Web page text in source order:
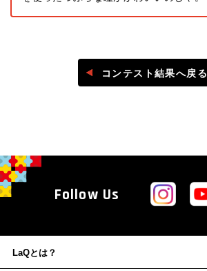
コンテスト結果へ戻る
Follow Us
LaQとは？